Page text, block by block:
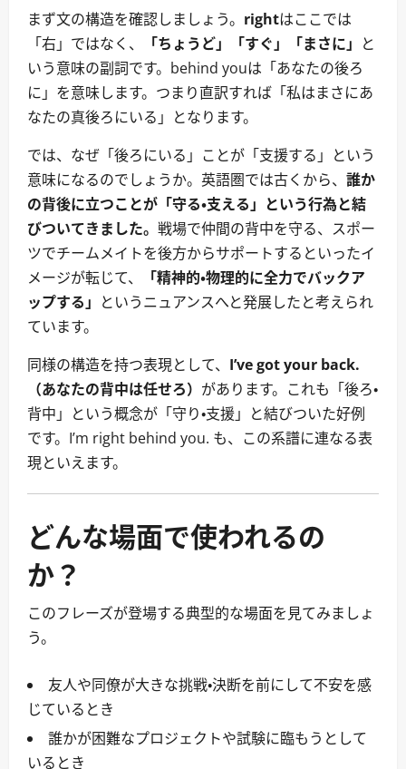
まず文の構造を確認しましょう。 rightはここでは
「右」ではなく、
「ちょうど」「すぐ」「まさに」 と
いう意味の副詞です。behind youは「あなたの後ろ
に」を意味します。つまり直訳すれば「私はまさにあ
なたの真後ろにいる」となります。
では、なぜ「後ろにいる」ことが「支援する」という
意味になるのでしょうか。英語圏では古くから、 誰か
の背後に立つことが「守る・支える」という行為と結
びついてきました。 戦場で仲間の背中を守る、スポー
ツでチームメイトを後方からサポートするといったイ
メージが転じて、
「精神的・物理的に全力でバックア
ップする」 というニュアンスへと発展したと考えられ
ています。
同様の構造を持つ表現として、 I’ve got your back.
（あなたの背中は任せろ） があります。これも「後ろ・
背中」という概念が「守り・支援」と結びついた好例
です。I’m right behind you. も、この系譜に連なる表
現といえます。
どんな場面で使われるの
か？
このフレーズが登場する典型的な場面を見てみましょ
う。
友人や同僚が大きな挑戦・決断を前にして不安を感
じているとき
誰かが困難なプロジェクトや試験に臨もうとして
いるとき